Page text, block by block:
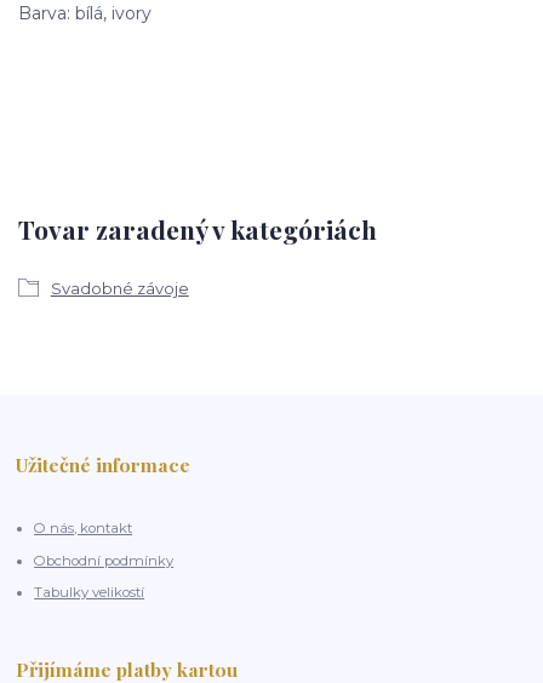
Barva: bílá, ivory
Tovar zaradený v kategóriách
Svadobné závoje
Užitečné informace
O nás, kontakt
Obchodní podmínky
Tabulky velikostí
Přijímáme platby kartou